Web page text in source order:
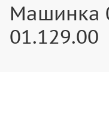
Машинка
01.129.00